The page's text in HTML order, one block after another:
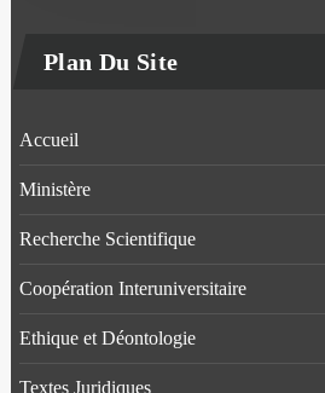
Plan Du Site
Accueil
Ministère
Recherche Scientifique
Coopération Interuniversitaire
Ethique et Déontologie
Textes Juridiques